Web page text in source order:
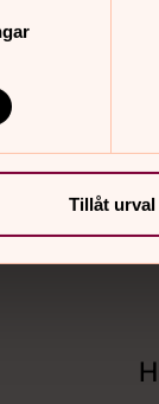
Tillåt urval